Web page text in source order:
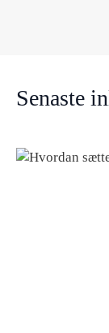
Senaste